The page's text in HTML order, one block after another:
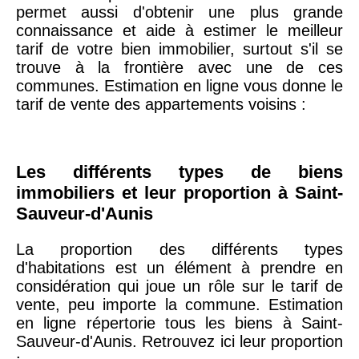
75020 -Paris
20ème
arrondissement
9 623 € 11 141 €
75019 -Paris
51100 -Reims 3 036 € 2 667 €
75013 -
13ème
arrondissement
10 073 € 11 085 €
76600 -Le Havre 2 455 € 2 453 €
permet aussi d'obtenir une plus grande
connaissance et aide à estimer le meilleur
tarif de votre bien immobilier, surtout s'il se
trouve à la frontière avec une de ces
communes. Estimation en ligne vous donne le
tarif de vente des appartements voisins :
Les différents types de biens
immobiliers et leur proportion à Saint-
Sauveur-d'Aunis
La proportion des différents types
d'habitations est un élément à prendre en
considération qui joue un rôle sur le tarif de
vente, peu importe la commune. Estimation
en ligne répertorie tous les biens à Saint-
Sauveur-d'Aunis. Retrouvez ici leur proportion